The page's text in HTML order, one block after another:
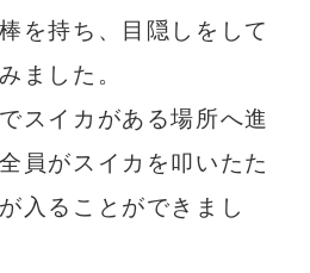
を持ち、目隠しをして
ました。
スイカがある場所へ進
員がスイカを叩いたた
入ることができまし